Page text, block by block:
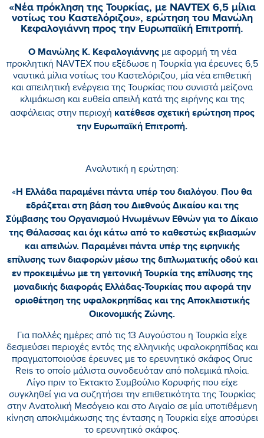
«Νέα πρόκληση της Τουρκίας, με NAVTEX 6,5 μίλια
νοτίως του Καστελόριζου», ερώτηση του Μανώλη
Κεφαλογιάννη προς την Ευρωπαϊκή Επιτροπή.
Ο Μανώλης Κ. Κεφαλογιάννηςμε αφορμή τη νέα
προκλητική NAVTEX που εξέδωσε η Τουρκία για έρευνες 6,5
ναυτικά μίλια νοτίως του Καστελόριζου, μία νέα επιθετική
και απειλητική ενέργεια της Τουρκίας που συνιστά μείζονα
κλιμάκωση και ευθεία απειλή κατά της ειρήνης και της
ασφάλειας στην περιοχή κατέθεσε σχετική ερώτηση προς
την Ευρωπαϊκή Επιτροπή.
Αναλυτική η ερώτηση:
«Η Ελλάδα παραμένει πάντα υπέρ του διαλόγου. Που θα
εδράζεται στη βάση του Διεθνούς Δικαίου και της
Σύμβασης του Οργανισμού Ηνωμένων Εθνών για το Δίκαιο
της Θάλασσας και όχι κάτω από το καθεστώς εκβιασμών
και απειλών. Παραμένει πάντα υπέρ της ειρηνικής
επίλυσης των διαφορών μέσω της διπλωματικής οδού και
εν προκειμένω με τη γειτονική Τουρκία της επίλυσης της
μοναδικής διαφοράς Ελλάδας-Τουρκίας που αφορά την
οριοθέτηση της υφαλοκρηπίδας και της Αποκλειστικής
Οικονομικής Ζώνης.
Για πολλές ημέρες από τις 13 Αυγούστου η Τουρκία είχε
δεσμεύσει περιοχές εντός της ελληνικής υφαλοκρηπίδας και
πραγματοποιούσε έρευνες με το ερευνητικό σκάφος Oruc
Reis το οποίο μάλιστα συνοδευόταν από πολεμικά πλοία.
Λίγο πριν το Έκτακτο Συμβούλιο Κορυφής που είχε
συγκληθεί για να συζητήσει την επιθετικότητα της Τουρκίας
στην Ανατολική Μεσόγειο και στο Αιγαίο σε μία υποτιθέμενη
κίνηση αποκλιμάκωσης της έντασης η Τουρκία είχε αποσύρει
το ερευνητικό σκάφος.